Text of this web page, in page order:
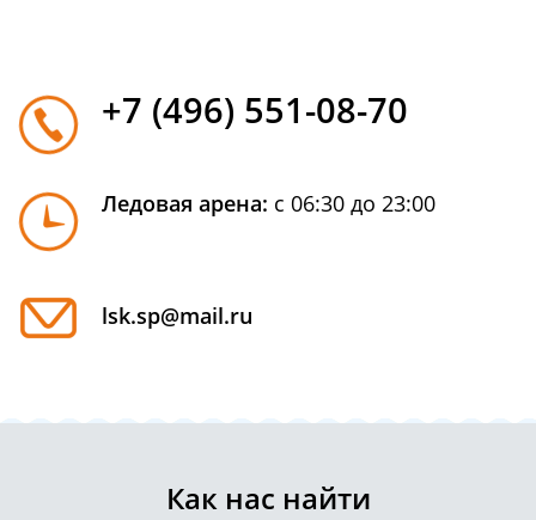
+7 (496) 551-08-70
Ледовая арена: с 06:30 до 23:00
lsk.sp@mail.ru
Как нас найти